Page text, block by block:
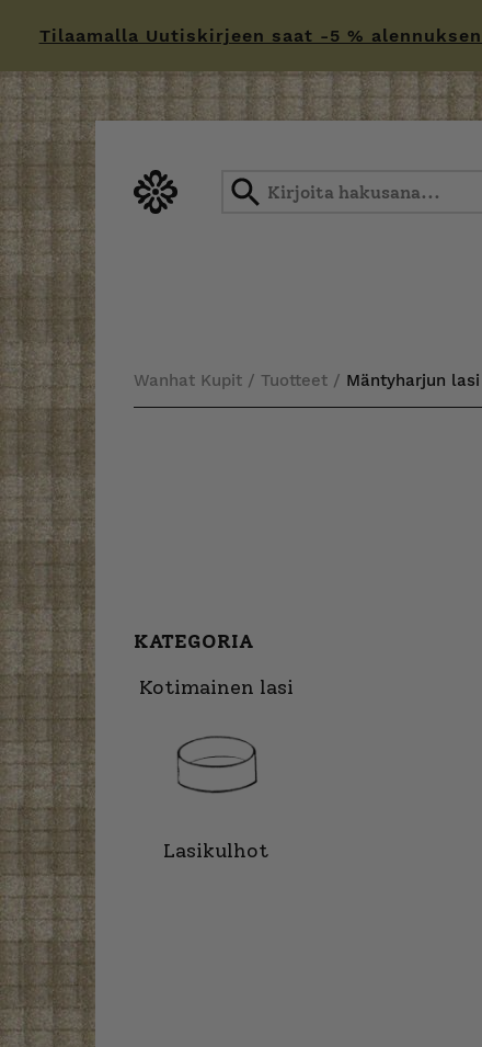
Tilaamalla Uutiskirjeen saat -5 %
to
Wanhat Kupit / Tuotteet / Mäntyharjun
KATEGORIA
Kotimainen lasi
Lasikulhot